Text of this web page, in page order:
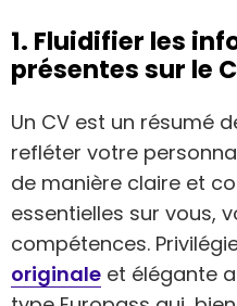
1. Fluidifier les
présentes sur le
Un CV est un résumé
refléter votre
de manière claire et
essentielles sur vous,
compétences.
originale et élégante